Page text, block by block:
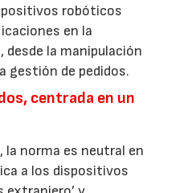
robóticos
en la
la manipulación
gestión de pedidos.
centrada en un
la norma es neutral en
a los dispositivos